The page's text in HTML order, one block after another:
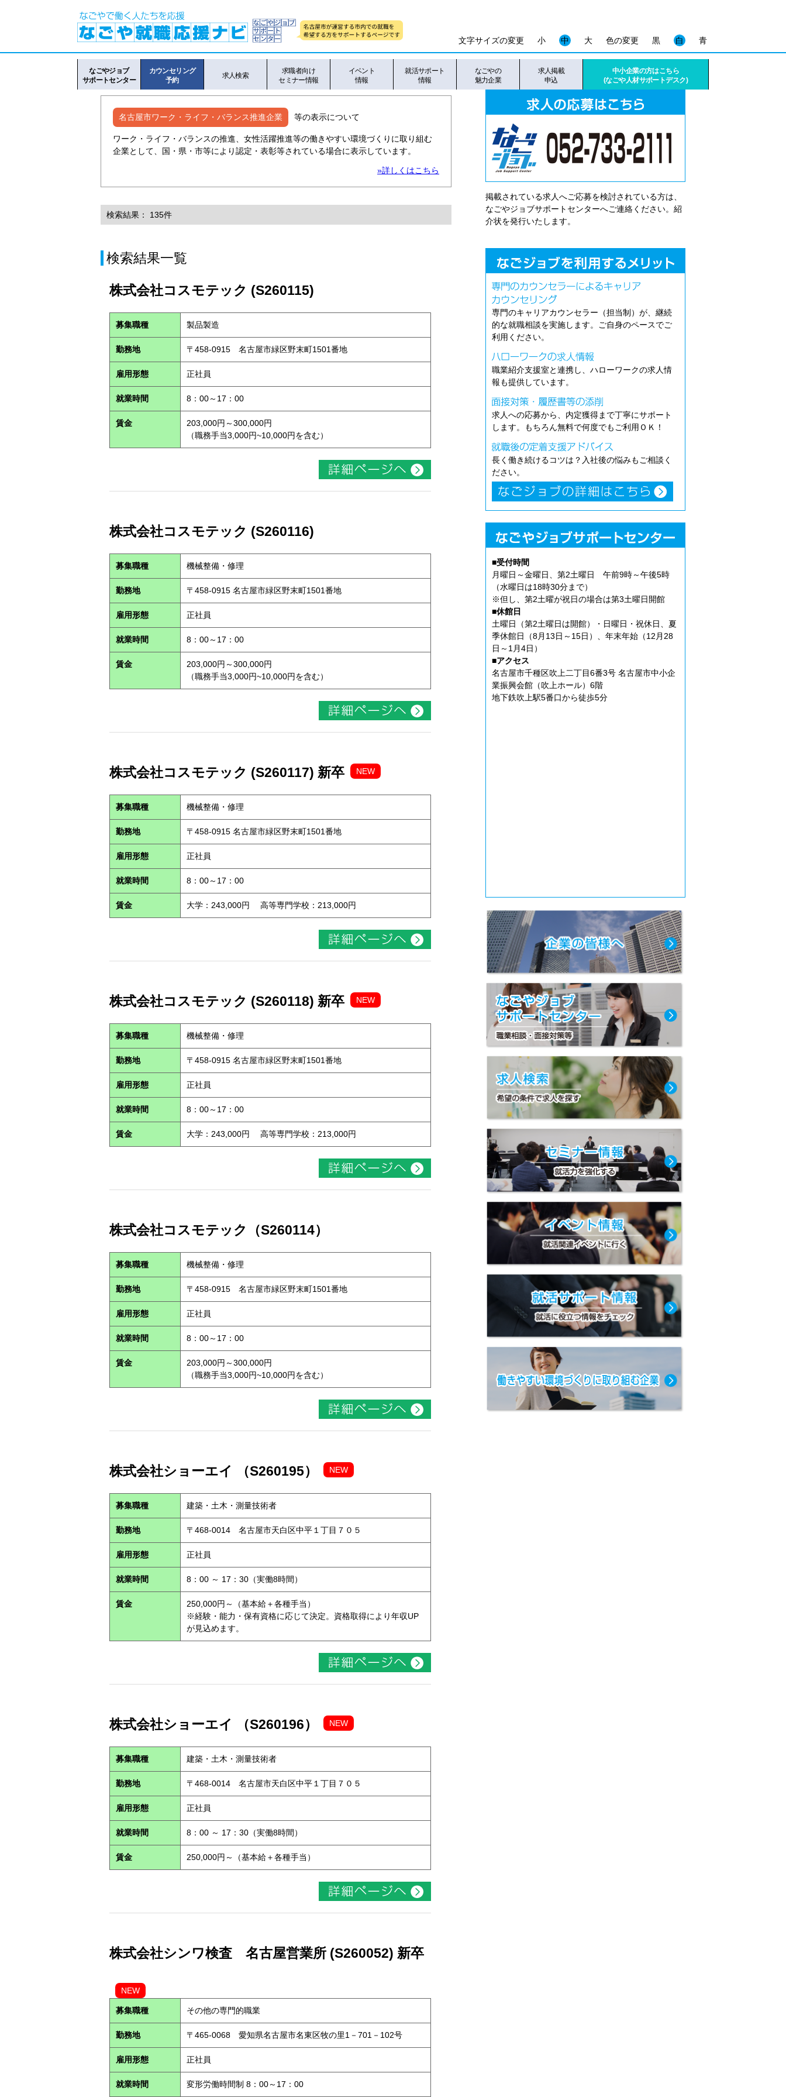
色の変更 黒 白 青
文字サイズの変更 小 中 大
なごやジョブ
サポートセンター
カウンセリング
予約
求人検索
求職者向け
セミナー情報
イベント
情報
就活サポート
情報
なごやの
魅力企業
求人掲載
申込
中小企業の方はこちら
(なごや人材サポートデスク)
名古屋市ワーク・ライフ・バランス推進企業 等の表示について
ワーク・ライフ・バランスの推進、女性活躍推進等の働きやすい環境づくりに取り組む
企業として、国・県・市等により認定・表彰等されている場合に表示しています。
»詳しくはこちら
検索結果： 135件
検索結果一覧
株式会社コスモテック (S260115)
募集職種 製品製造
勤務地 〒458-0915 名古屋市緑区野末町1501番地
雇用形態 正社員
就業時間 8：00～17：00
賃金
203,000円～300,000円
（職務手当3,000円~10,000円を含む）
株式会社コスモテック (S260116)
募集職種 機械整備・修理
勤務地 〒458-0915 名古屋市緑区野末町1501番地
雇用形態 正社員
就業時間 8：00～17：00
賃金
203,000円～300,000円
（職務手当3,000円~10,000円を含む）
株式会社コスモテック (S260117) 新卒 NEW
募集職種 機械整備・修理
勤務地 〒458-0915 名古屋市緑区野末町1501番地
雇用形態 正社員
就業時間 8：00～17：00
賃金 大学：243,000円 高等専門学校：213,000円
株式会社コスモテック (S260118) 新卒 NEW
募集職種 機械整備・修理
勤務地 〒458-0915 名古屋市緑区野末町1501番地
雇用形態 正社員
就業時間 8：00～17：00
賃金 大学：243,000円 高等専門学校：213,000円
株式会社コスモテック（S260114）
募集職種 機械整備・修理
勤務地 〒458-0915 名古屋市緑区野末町1501番地
雇用形態 正社員
就業時間 8：00～17：00
賃金
203,000円～300,000円
（職務手当3,000円~10,000円を含む）
株式会社ショーエイ （S260195） NEW
募集職種 建築・土木・測量技術者
勤務地 〒468-0014 名古屋市天白区中平１丁目７０５
雇用形態 正社員
就業時間 8：00 ～ 17：30（実働8時間）
賃金
250,000円～（基本給＋各種手当）
※経験・能力・保有資格に応じて決定。資格取得により年収UP
が見込めます。
株式会社ショーエイ （S260196） NEW
募集職種 建築・土木・測量技術者
勤務地 〒468-0014 名古屋市天白区中平１丁目７０５
雇用形態 正社員
就業時間 8：00 ～ 17：30（実働8時間）
賃金 250,000円～（基本給＋各種手当）
株式会社シンワ検査 名古屋営業所 (S260052) 新卒
NEW
募集職種 その他の専門的職業
勤務地 〒465-0068 愛知県名古屋市名東区牧の里1－701－102号
雇用形態 正社員
就業時間 変形労働時間制 8：00～17：00
掲載されている求人へご応募を検討されている方は、
なごやジョブサポートセンターへご連絡ください。紹
介状を発行いたします。
専門のキャリアカウンセラー（担当制）が、継続
的な就職相談を実施します。ご自身のペースでご
利用ください。
職業紹介支援室と連携し、ハローワークの求人情
報も提供しています。
求人への応募から、内定獲得まで丁寧にサポート
します。もちろん無料で何度でもご利用ＯＫ！
長く働き続けるコツは？入社後の悩みもご相談く
ださい。
■受付時間
月曜日～金曜日、第2土曜日 午前9時～午後5時
（水曜日は18時30分まで）
※但し、第2土曜が祝日の場合は第3土曜日開館
■休館日
土曜日（第2土曜日は開館）・日曜日・祝休日、夏
季休館日（8月13日～15日）、年末年始（12月28
日～1月4日）
■アクセス
名古屋市千種区吹上二丁目6番3号 名古屋市中小企
業振興会館（吹上ホール）6階
地下鉄吹上駅5番口から徒歩5分